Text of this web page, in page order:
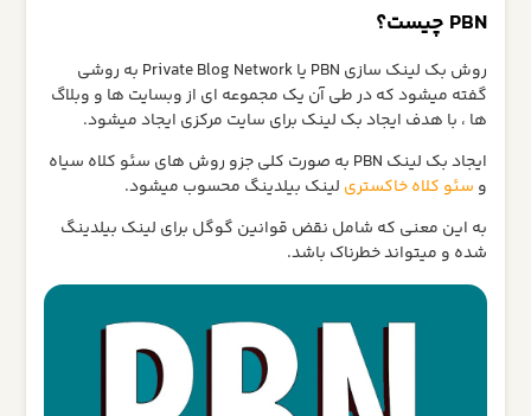
PBN چیست؟
روش بک لینک سازی PBN یا Private Blog Network به روشی
گفته میشود که در طی آن یک مجموعه ای از وبسایت ها و وبلاگ
ها ، با هدف ایجاد بک لینک برای سایت مرکزی ایجاد میشود.
ایجاد بک لینک PBN به صورت کلی جزو روش های سئو کلاه سیاه
و سئو کلاه خاکستری لینک بیلدینگ محسوب میشود.
به این معنی که شامل نقض قوانین گوگل برای لینک بیلدینگ
شده و میتواند خطرناک باشد.